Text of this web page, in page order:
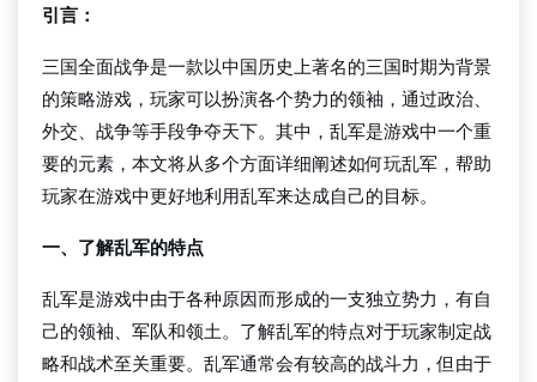
引言：
三国全面战争是一款以中国历史上著名的三国时期为背景
的策略游戏，玩家可以扮演各个势力的领袖，通过政治、
外交、战争等手段争夺天下。其中，乱军是游戏中一个重
要的元素，本文将从多个方面详细阐述如何玩乱军，帮助
玩家在游戏中更好地利用乱军来达成自己的目标。
一、了解乱军的特点
乱军是游戏中由于各种原因而形成的一支独立势力，有自
己的领袖、军队和领土。了解乱军的特点对于玩家制定战
略和战术至关重要。乱军通常会有较高的战斗力，但由于